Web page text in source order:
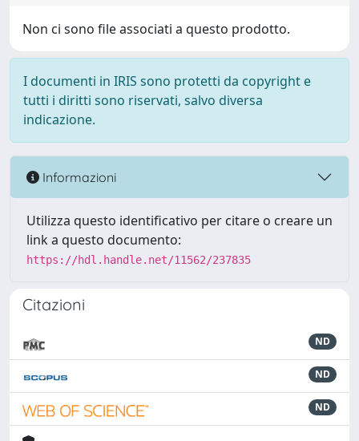
Non ci sono file associati a questo prodotto.
I documenti in IRIS sono protetti da copyright e
tutti i diritti sono riservati, salvo diversa
indicazione.
Informazioni
Utilizza questo identificativo per citare o creare un
link a questo documento:
https://hdl.handle.net/11562/237835
Citazioni
ND
ND
ND